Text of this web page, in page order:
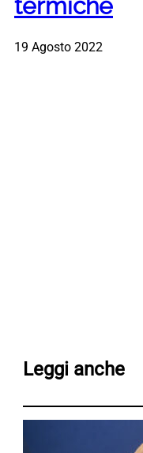
termiche
19 Agosto 2022
Leggi anche